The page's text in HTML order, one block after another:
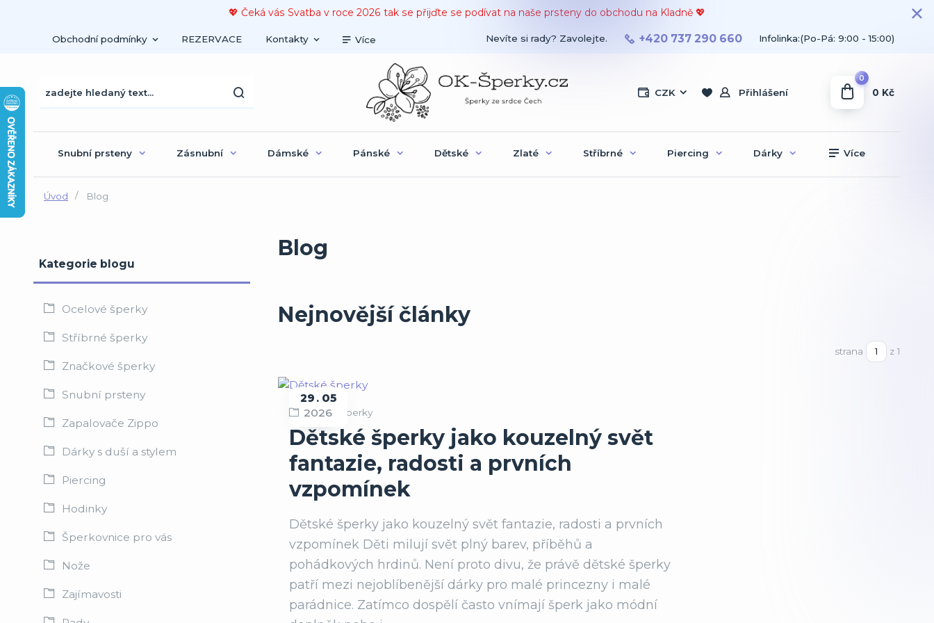
💖 Čeká vás Svatba v roce 2026 tak se přijďte se podívat na naše prsteny do obchodu na Kladně 💖
Obchodní podmínky REZERVACE Kontakty Více
CZK Přihlášení
Nevíte si rady? Zavolejte. +420 737 290 660 Infolinka:(Po-Pá: 9:00 - 15:00)
0
0 Kč
Snubní prsteny Zásnubní Dámské Pánské Dětské Zlaté Stříbrné Piercing Dárky Více
Úvod Blog
Kategorie blogu
Ocelové šperky
Stříbrné šperky
Značkové šperky
Snubní prsteny
Zapalovače Zippo
Dárky s duší a stylem
Piercing
Hodinky
Šperkovnice pro vás
Nože
Zajímavosti
Blog
Nejnovější články
strana z 1
Dětské šperky jako kouzelný svět
fantazie, radosti a prvních
vzpomínek
29
05
2026
Dětské šperky
Dětské šperky jako kouzelný svět fantazie, radosti a prvních
vzpomínek Děti milují svět plný barev, příběhů a
pohádkových hrdinů. Není proto divu, že právě dětské šperky
patří mezi nejoblíbenější dárky pro malé princezny i malé
parádnice. Zatímco dospělí často vnímají šperk jako módní